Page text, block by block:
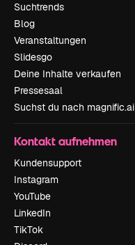
Suchtrends
Blog
Veranstaltungen
Slidesgo
Deine Inhalte verkaufen
Pressesaal
Suchst du nach magnific.ai
Kontakt aufnehmen
Kundensupport
Instagram
YouTube
LinkedIn
TikTok